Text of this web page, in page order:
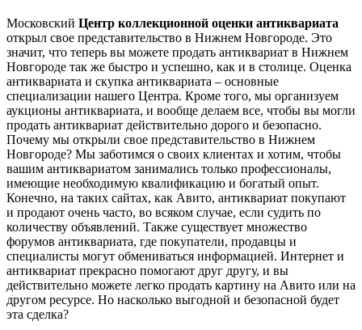
Московский Центр коллекционной оценки антиквариата
открыл свое представительство в Нижнем Новгороде. Это
значит, что теперь вы можете продать антиквариат в Нижнем
Новгороде так же быстро и успешно, как и в столице. Оценка
антиквариата и скупка антиквариата – основные
специализации нашего Центра. Кроме того, мы организуем
аукционы антиквариата, и вообще делаем все, чтобы вы могли
продать антиквариат действительно дорого и безопасно.
Почему мы открыли свое представительство в Нижнем
Новгороде? Мы заботимся о своих клиентах и хотим, чтобы
вашим антиквариатом занимались только профессионалы,
имеющие необходимую квалификацию и богатый опыт.
Конечно, на таких сайтах, как Авито, антиквариат покупают
и продают очень часто, во всяком случае, если судить по
количеству объявлений. Также существует множество
форумов антиквариата, где покупатели, продавцы и
специалисты могут обмениваться информацией. Интернет и
антиквариат прекрасно помогают друг другу, и вы
действительно можете легко продать картину на Авито или на
другом ресурсе. Но насколько выгодной и безопасной будет
эта сделка?